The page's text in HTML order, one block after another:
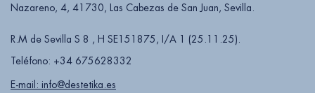
Nazareno, 4, 41730, Las Cabezas de San Juan, Sevilla.
R.M de Sevilla S 8 , H SE151875, I/A 1 (25.11.25).
Teléfono: +34 675628332
E-mail: info@destetika.es